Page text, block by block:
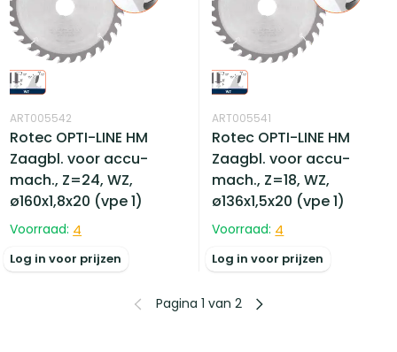
ART005542
Rotec OPTI-LINE HM
Zaagbl. voor accu-
mach., Z=24, WZ,
ø160x1,8x20 (vpe 1)
Voorraad: 4
Log in voor prijzen
ART005541
Rotec OPTI-LINE HM
Zaagbl. voor accu-
mach., Z=18, WZ,
ø136x1,5x20 (vpe 1)
Voorraad: 4
Log in voor prijzen
Pagina 1 van 2